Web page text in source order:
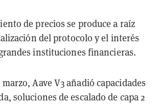
de precios se produce a raíz
del protocolo y el interés
instituciones financieras.
marzo, Aave V3 añadió capacidades
soluciones de escalado de capa 2